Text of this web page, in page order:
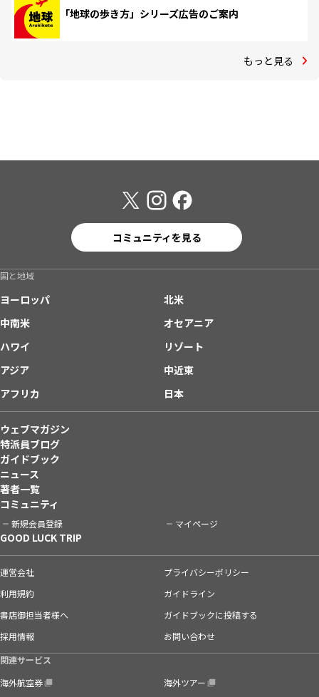
「地球の歩き方」シリーズ広告のご案内
もっと見る
コミュニティを見る
国と地域
ヨーロッパ
北米
中南米
オセアニア
ハワイ
リゾート
アジア
中近東
アフリカ
日本
ウェブマガジン
特派員ブログ
ガイドブック
ニュース
著者一覧
コミュニティ
新規会員登録 マイページ
GOOD LUCK TRIP
運営会社
プライバシーポリシー
利用規約
ガイドライン
書店御担当者様へ
ガイドブックに投稿する
採用情報
お問い合わせ
関連サービス
海外航空券
海外ツアー